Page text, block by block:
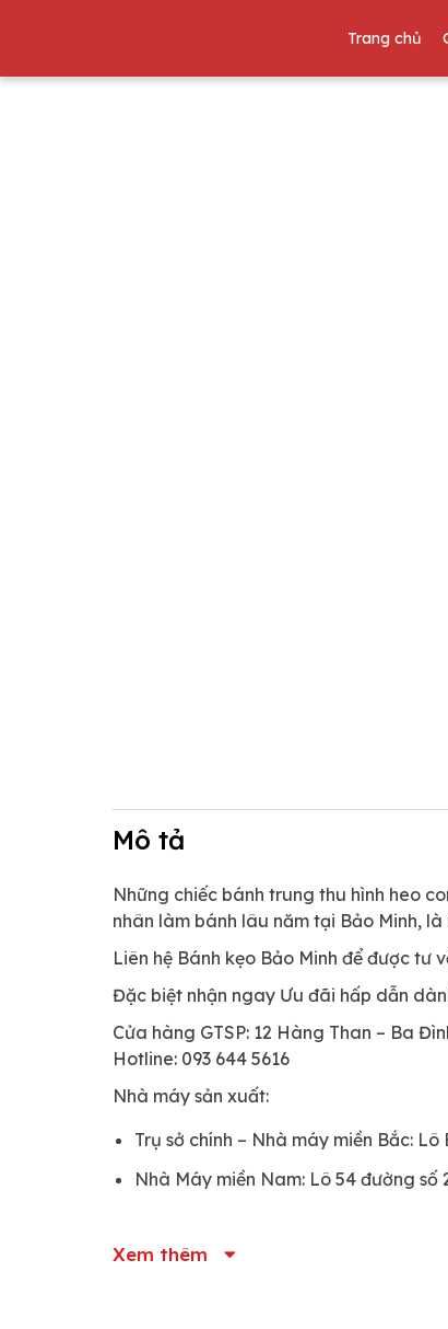
Trang chủ
Mô tả
Xem thêm
Những chiếc bánh trung thu hình heo
nhân làm bánh lâu năm tại Bảo Minh,
Liên hệ Bánh kẹo Bảo Minh để được tư
Đặc biệt nhận ngay Ưu đãi hấp dẫn
Cửa hàng GTSP: 12 Hàng Than – Ba
Hotline: 093 644 5616
Nhà máy sản xuất:
Trụ sở chính – Nhà máy miền Bắc:
Nhà Máy miền Nam: Lô 54 đường số